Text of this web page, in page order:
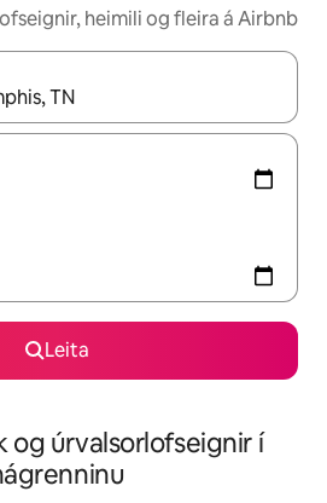
heimili og fleira á Airbnb
fyrir skaltu nota upp og niður
Leita
og úrvalsorlofseignir í